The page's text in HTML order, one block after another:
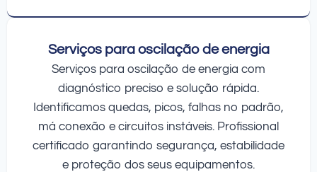
Serviços para oscilação de energia
Serviços para oscilação de energia com
diagnóstico preciso e solução rápida.
Identificamos quedas, picos, falhas no padrão,
má conexão e circuitos instáveis. Profissional
certificado garantindo segurança, estabilidade
e proteção dos seus equipamentos.